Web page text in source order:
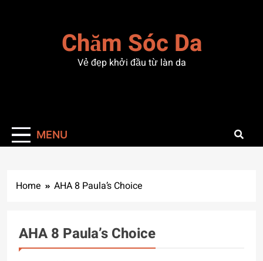
Chăm Sóc Da
Vẻ đẹp khởi đầu từ làn da
MENU
Home AHA 8 Paula’s Choice
AHA 8 Paula’s Choice